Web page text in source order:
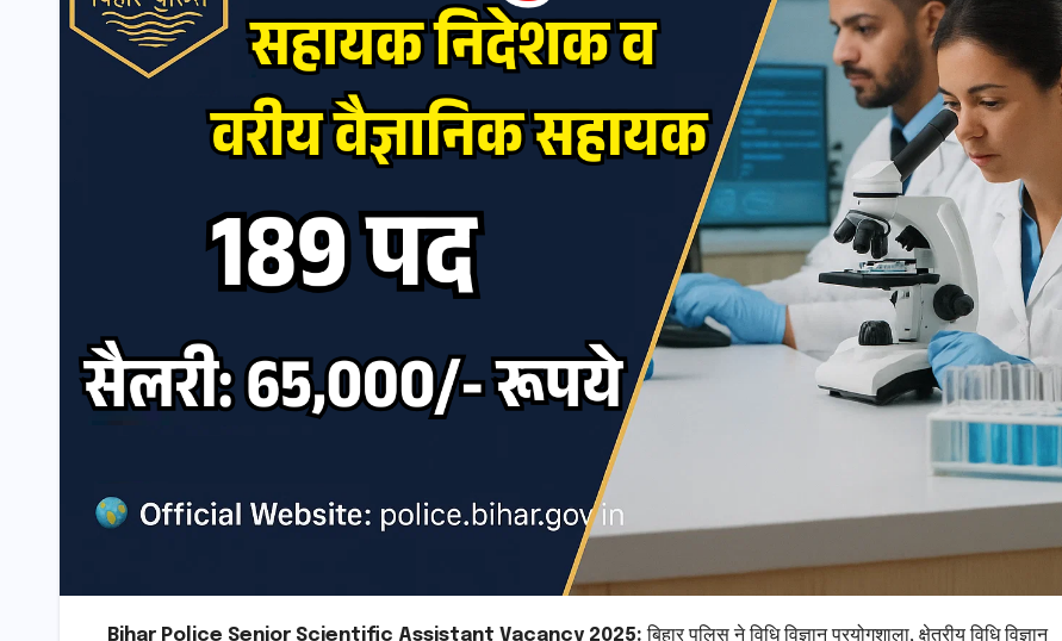
Bihar Police Senior Scientific Assistant Vacancy 2025:बिहार पुलिस ने विधि विज्ञान प्रयोगशाला, क्षेत्रीय विधि विज्ञान